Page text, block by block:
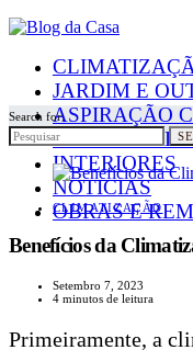
JARDIM E
ASPIRAÇÃO
PAINÉIS
INTERIORES
NOTICIAS
OBRAS E
Search for:
CLIMATIZAÇÃO
Benefícios da
Setembro 7, 2023
4 minutos de leitura
Primeiramente, a